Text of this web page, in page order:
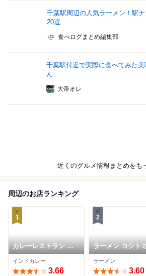
千葉駅周辺の人気ラーメン！駅
20選
食べログまとめ編集部
千葉駅付近で実際に食べてみた
ん...
大帝オレ
近くのグルメ情報まとめをも
周辺のお店ランキング
1
カレーレストラン シ
バ
インドカレー
3.66
2
ラーメン ヨシト
ラーメン
3.60